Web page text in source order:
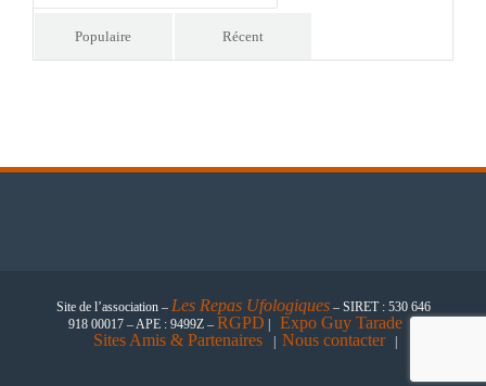
Populaire Récent
Site de l’association – Les Repas Ufologiques– SIRET : 530 646
918 00017 – APE : 9499Z – RGPD Expo Guy Tarade
Sites Amis & Partenaires Nous contacter|